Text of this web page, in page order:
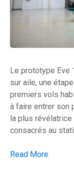
Le prototype Eve
sur aile, une
premiers vols
à faire entrer son
la plus
consacrés au
Le prototype Eve
Read More